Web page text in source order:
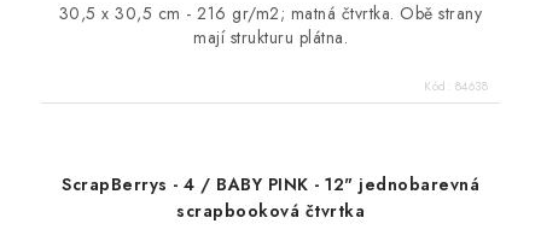
30,5 x 30,5 cm - 216 gr/m2; matná čtvrtka. Obě strany
mají strukturu plátna.
Kód: 84638
ScrapBerrys - 4 / BABY PINK - 12" jednobarevná
scrapbooková čtvrtka